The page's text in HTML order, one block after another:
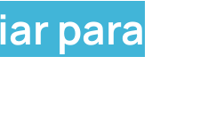
para